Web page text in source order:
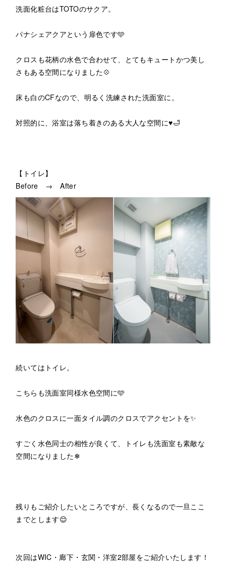
洗面化粧台はTOTOのサクア。
パナシェアクアという扉色です🩵
クロスも花柄の水色で合わせて、とてもキュートかつ美し
さもある空間になりました💠
床も白のCFなので、明るく洗練された洗面室に。
対照的に、浴室は落ち着きのある大人な空間に♥🛁
【トイレ】
Before → After
続いてはトイレ。
こちらも洗面室同様水色空間に🩵
水色のクロスに一面タイル調のクロスでアクセントを✨
すごく水色同士の相性が良くて、トイレも洗面室も素敵な
空間になりました❄
残りもご紹介したいところですが、長くなるので一旦ここ
までとします😌
次回はWIC・廊下・玄関・洋室2部屋をご紹介いたします！